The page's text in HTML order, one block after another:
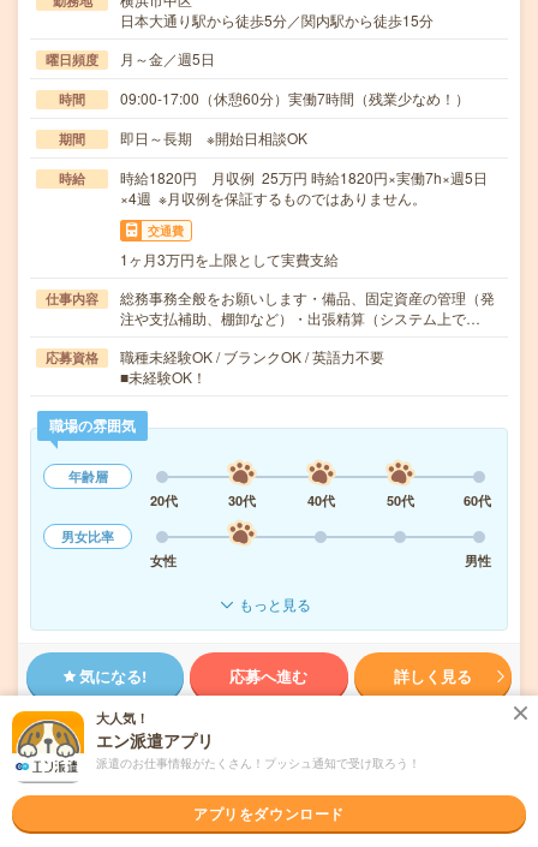
日本大通り駅から徒歩5分／関内駅から徒歩15分
曜日頻度 月～金／週5日
時間 09:00-17:00（休憩60分）実働7時間（残業少なめ！）
期間 即日～長期 ※開始日相談OK
時給
時給1820円 月収例 25万円 時給1820円×実働7h×週5日
×4週 ※月収例を保証するものではありません。
交通費
1ヶ月3万円を上限として実費支給
仕事内容
総務事務全般をお願いします・備品、固定資産の管理（発
注や支払補助、棚卸など）・出張精算（システム上で…
応募資格
職種未経験OK / ブランクOK / 英語力不要
■未経験OK！
職場の雰囲気
年齢層
20代
30代 40代 50代
60代
男女比率
女性
男性
もっと見る
気になる! 応募へ進む 詳しく見る
派遣会社
未読
大人気！
エン派遣アプリ
派遣のお仕事情報がたくさん！プッシュ通知で受け取ろう！
アプリをダウンロード